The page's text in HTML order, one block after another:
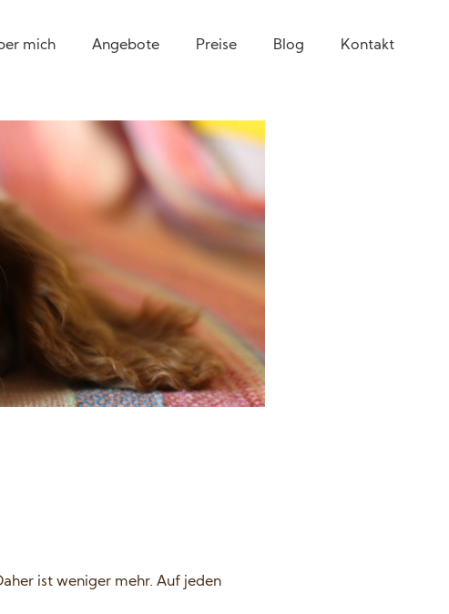
mich Angebote Preise Blog Kontakt
ist weniger mehr. Auf jeden